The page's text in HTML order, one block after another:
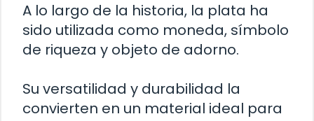
A lo largo de la historia, la plata ha
sido utilizada como moneda, símbolo
de riqueza y objeto de adorno.
Su versatilidad y durabilidad la
convierten en un material ideal para